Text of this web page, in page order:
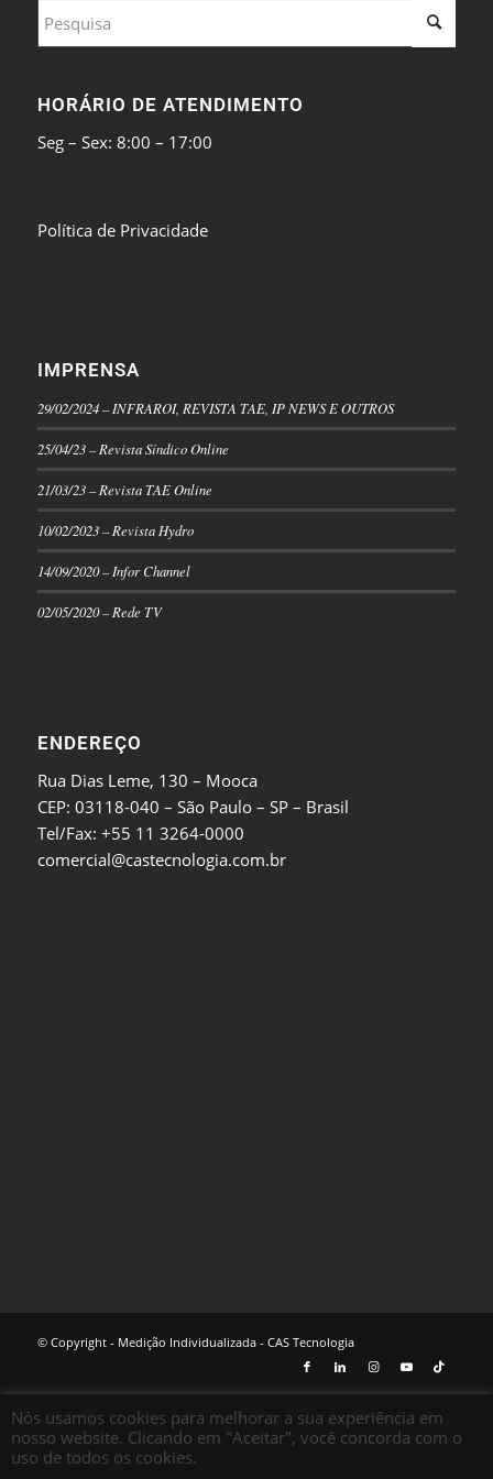
HORÁRIO DE ATENDIMENTO
Seg – Sex: 8:00 – 17:00
Política de Privacidade
IMPRENSA
29/02/2024 – INFRAROI, REVISTA TAE, IP NEWS E OUTROS
25/04/23 – Revista Síndico Online
21/03/23 – Revista TAE Online
10/02/2023 – Revista Hydro
14/09/2020 – Infor Channel
02/05/2020 – Rede TV
ENDEREÇO
Rua Dias Leme, 130 – Mooca
CEP: 03118-040 – São Paulo – SP – Brasil
Tel/Fax: +55 11 3264-0000
comercial@castecnologia.com.br
© Copyright - Medição Individualizada - CAS Tecnologia
Nós usamos cookies para melhorar a sua experiência em
nosso website. Clicando em "Aceitar", você concorda com o
uso de todos os cookies.